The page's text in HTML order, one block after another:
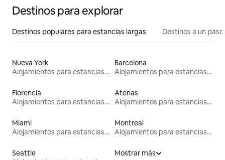
Destinos para explorar
Destinos populares para estancias largas Destinos a un
Nueva York
Alojamientos para estancias largas
Barcelona
Alojamientos para estancias largas
Florencia
Alojamientos para estancias largas
Atenas
Alojamientos para estancias largas
Miami
Alojamientos para estancias largas
Montreal
Alojamientos para estancias largas
Seattle
Mostrar más